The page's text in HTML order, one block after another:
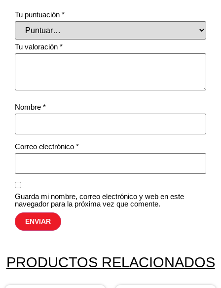
Tu puntuación *
Tu valoración *
Nombre *
Correo electrónico *
Guarda mi nombre, correo electrónico y web en este
navegador para la próxima vez que comente.
PRODUCTOS RELACIONADOS